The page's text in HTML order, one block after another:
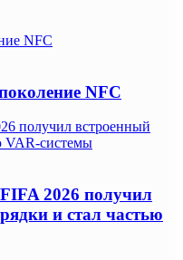
NFC
NFC
получил встроенный
VAR-системы
2026 получил
и стал частью